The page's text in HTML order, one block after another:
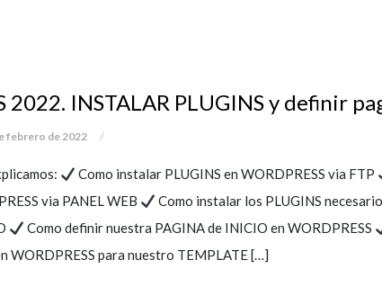
2022. INSTALAR PLUGINS y definir
febrero de 2022 /
Como instalar PLUGINS en WORDPRESS via FTP
via PANEL WEB
Como instalar los PLUGINS
Como definir nuestra PAGINA de INICIO en WORDPRESS
WORDPRESS para nuestro TEMPLATE […]